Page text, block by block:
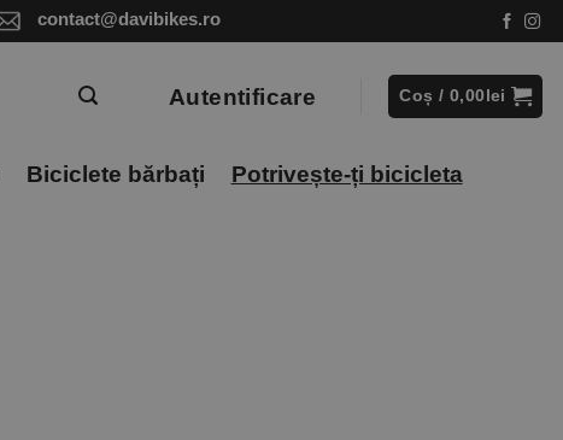
contact@davibikes.ro
Autentificare Coș / 0,00lei
Biciclete bărbați Potrivește-ți bicicleta